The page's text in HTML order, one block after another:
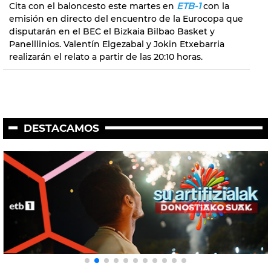
Cita con el baloncesto este martes en ETB-1con la
emisión en directo del encuentro de la Eurocopa que
disputarán en el BEC el Bizkaia Bilbao Basket y
Panelllinios. Valentín Elgezabal y Jokin Etxebarria
realizarán el relato a partir de las 20:10 horas.
DESTACAMOS